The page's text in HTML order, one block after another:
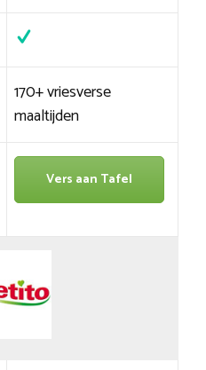
170+ vriesverse
maaltijden
Vers aan Tafel